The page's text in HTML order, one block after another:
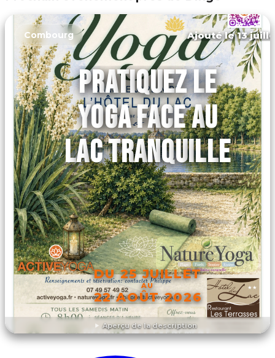
Aperçu de la description
Combourg Ajouté le 13
PRATIQUEZ LE
YOGA FACE AU
LAC TRANQUILLE
DU 25 JUILLET
AU
22 AOÛT 2026
DÉCOUVRIR L'ÉVÉNEMENT